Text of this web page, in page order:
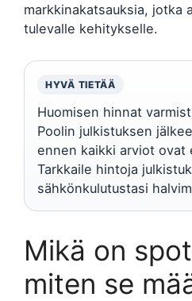
markkinakatsauksia, jotka
tulevalle kehitykselle.
HYVÄ TIETÄÄ
Huomisen hinnat
Poolin julkistuksen
ennen kaikki arviot ovat
Tarkkaile hintoja
sähkönkulutustasi
Mikä on
miten se